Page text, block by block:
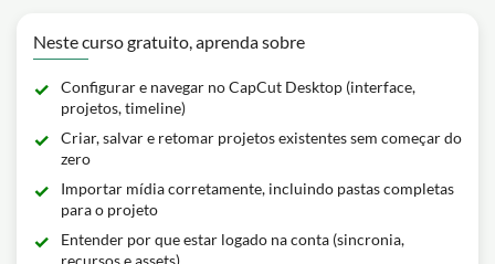
Neste curso gratuito, aprenda sobre
Configurar e navegar no CapCut Desktop (interface,
projetos, timeline)
Criar, salvar e retomar projetos existentes sem começar do
zero
Importar mídia corretamente, incluindo pastas completas
para o projeto
Entender por que estar logado na conta (sincronia,
recursos e assets)